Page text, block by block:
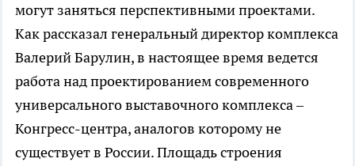
могут заняться перспективными проектами.
Как рассказал генеральный директор комплекса
Валерий Барулин, в настоящее время ведется
работа над проектированием современного
универсального выставочного комплекса –
Конгресс-центра, аналогов которому не
существует в России. Площадь строения